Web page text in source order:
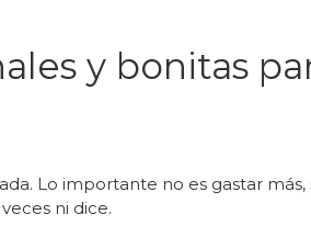
y bonitas
Lo importante no es gastar más,
ni dice.